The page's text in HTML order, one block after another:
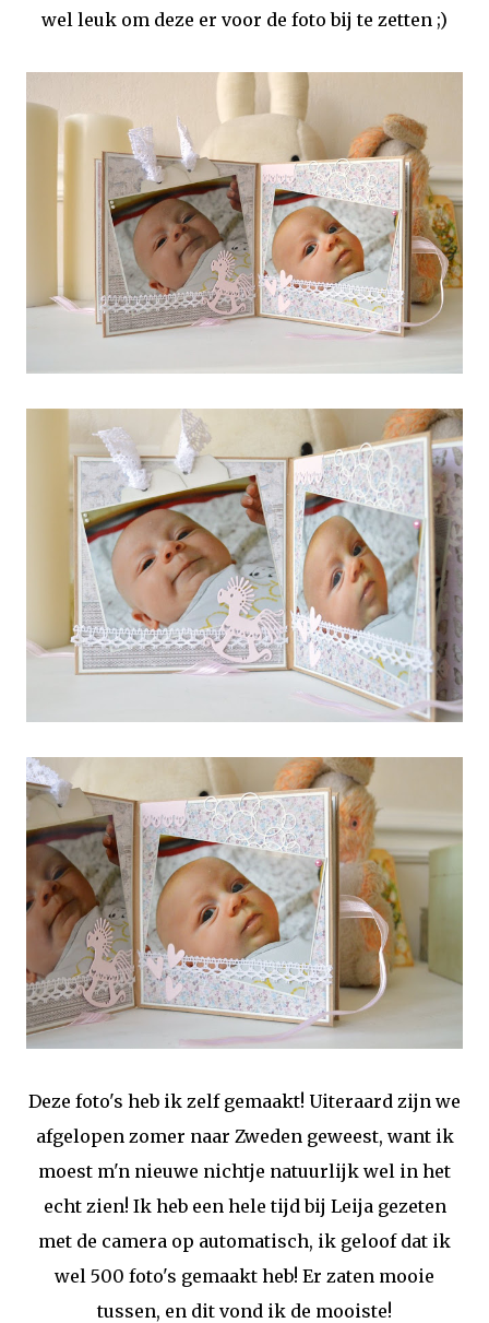
wel leuk om deze er voor de foto bij te zetten ;)
Deze foto's heb ik zelf gemaakt! Uiteraard zijn we
afgelopen zomer naar Zweden geweest, want ik
moest m'n nieuwe nichtje natuurlijk wel in het
echt zien! Ik heb een hele tijd bij Leija gezeten
met de camera op automatisch, ik geloof dat ik
wel 500 foto's gemaakt heb! Er zaten mooie
tussen, en dit vond ik de mooiste!